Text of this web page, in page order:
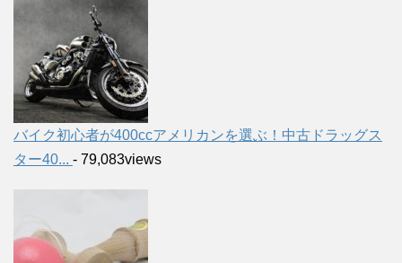
バイク初心者が400ccアメリカンを選ぶ！中古ドラッグス
ター40... - 79,083views